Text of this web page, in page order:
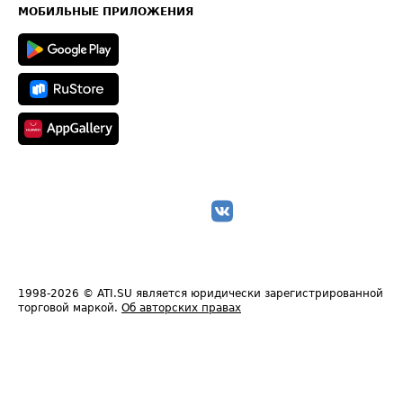
Техническая информация
МОБИЛЬНЫЕ ПРИЛОЖЕНИЯ
1998-2026 © ATI.SU является юридически зарегистрированной
торговой маркой. Об авторских правах